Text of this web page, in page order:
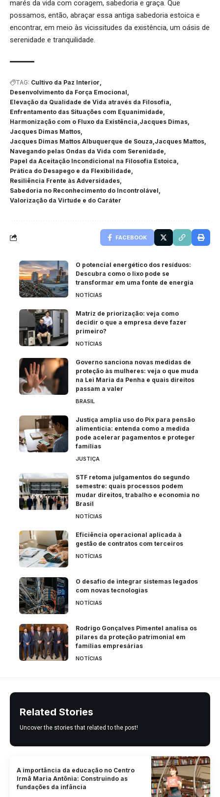
marés da vida com coragem, sabedoria e graça. Que
possamos, então, abraçar essa antiga sabedoria estoica e
encontrar, em meio às vicissitudes da existência, um oásis de
serenidade e tranquilidade.
TAG: Cultivo da Paz Interior
Desenvolvimento da Força Emocional
Elevação da Qualidade de Vida através da Filosofia
Enfrentamento das Situações com Equanimidade
Harmonização com o Fluxo da Existência Jacques Dimas
Jacques Dimas Mattos
Jacques Dimas Mattos Albuquerque de Souza Jacques Mattos
Navegando pelas Ondas da Vida com Serenidade
Papel da Aceitação Incondicional na Filosofia Estoica
Prática do Desapego e da Flexibilidade
Resiliência Frente às Adversidades
Sabedoria no Reconhecimento do Incontrolável
Valorização da Virtude e do Caráter
FACEBOOK
O potencial energético dos resíduos:
Descubra como o lixo pode se
transformar em uma fonte de energia
NOTÍCIAS
Matriz de priorização: veja como
decidir o que a empresa deve fazer
primeiro?
NOTÍCIAS
Governo sanciona novas medidas de
proteção às mulheres: veja o que muda
na Lei Maria da Penha e quais direitos
passam a valer
BRASIL
Justiça amplia uso do Pix para pensão
alimentícia: entenda como a medida
pode acelerar pagamentos e proteger
famílias
JUSTIÇA
STF retoma julgamentos do segundo
semestre: quais processos podem
mudar direitos, trabalho e economia no
Brasil
NOTÍCIAS
Eficiência operacional aplicada à
gestão de contratos com terceiros
NOTÍCIAS
O desafio de integrar sistemas legados
com novas tecnologias
NOTÍCIAS
Rodrigo Gonçalves Pimentel analisa os
pilares da proteção patrimonial em
famílias empresárias
NOTÍCIAS
Related Stories
Uncover the stories that related to the post!
A importância da educação no Centro
Irmã Maria Antônia: Construindo as
fundações da infância